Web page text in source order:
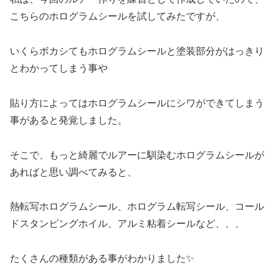
こちらのホログラムシールを試してみたですが、
いくらボカシてもホログラムシールと塗装部分がはっきり
とわかってしまう事や
貼り方によってはホログラムシールにシワができてしまう
事があると発覚しました。
そこで、もっと綺麗でルアーに馴染むホログラムシールが
あればと思い調べてみると、
熱転写ホログラムシール、ホログラム転写シール、コール
ドスタンピングホイル、アルミ粘着シールなど、、、
たくさんの種類がある事がわかりました✨